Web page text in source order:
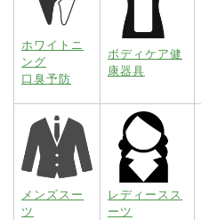
ホワイトニ
ング
口臭予防
ボディケア健
康器具
メンズスー
ツ
レディースス
ーツ